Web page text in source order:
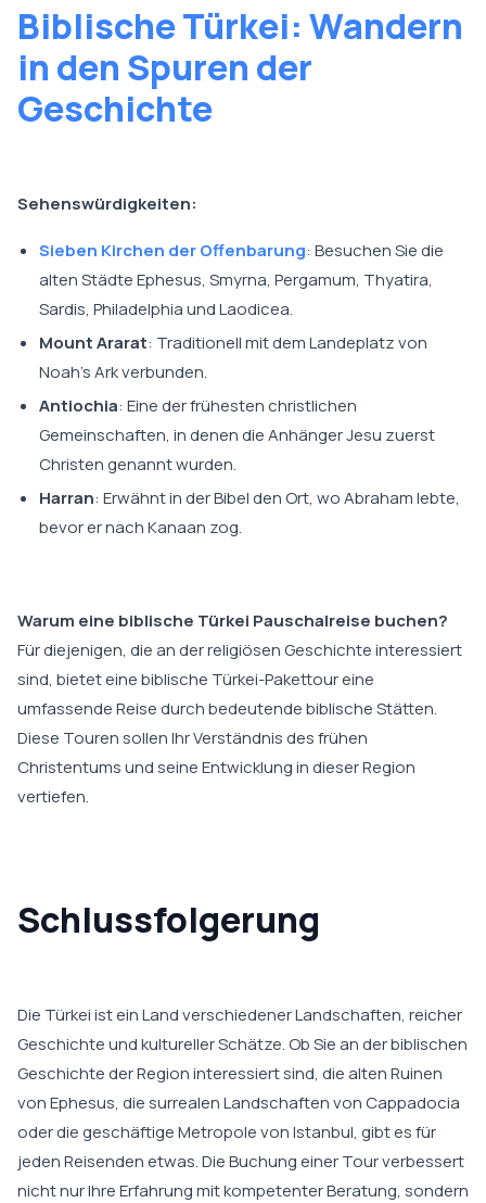
Biblische Türkei: Wandern
in den Spuren der
Geschichte
Sehenswürdigkeiten:
Sieben Kirchen der Offenbarung: Besuchen Sie die
alten Städte Ephesus, Smyrna, Pergamum, Thyatira,
Sardis, Philadelphia und Laodicea.
Mount Ararat: Traditionell mit dem Landeplatz von
Noah's Ark verbunden.
Antiochia: Eine der frühesten christlichen
Gemeinschaften, in denen die Anhänger Jesu zuerst
Christen genannt wurden.
Harran: Erwähnt in der Bibel den Ort, wo Abraham lebte,
bevor er nach Kanaan zog.
Warum eine biblische Türkei Pauschalreise buchen?
Für diejenigen, die an der religiösen Geschichte interessiert
sind, bietet eine biblische Türkei-Pakettour eine
umfassende Reise durch bedeutende biblische Stätten.
Diese Touren sollen Ihr Verständnis des frühen
Christentums und seine Entwicklung in dieser Region
vertiefen.
Schlussfolgerung
Die Türkei ist ein Land verschiedener Landschaften, reicher
Geschichte und kultureller Schätze. Ob Sie an der biblischen
Geschichte der Region interessiert sind, die alten Ruinen
von Ephesus, die surrealen Landschaften von Cappadocia
oder die geschäftige Metropole von Istanbul, gibt es für
jeden Reisenden etwas. Die Buchung einer Tour verbessert
nicht nur Ihre Erfahrung mit kompetenter Beratung, sondern